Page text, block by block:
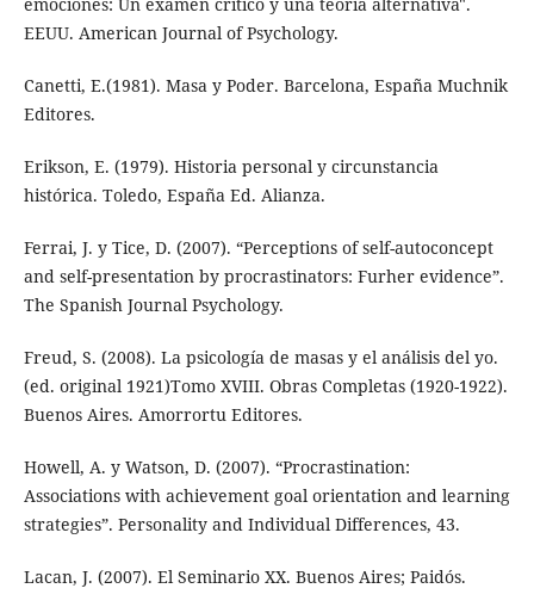
EEUU. American Journal of Psychology.
Canetti, E.(1981). Masa y Poder. Barcelona, España Muchnik
Editores.
Erikson, E. (1979). Historia personal y circunstancia
histórica. Toledo, España Ed. Alianza.
Ferrai, J. y Tice, D. (2007). “Perceptions of self-autoconcept
and self-presentation by procrastinators: Furher evidence”.
The Spanish Journal Psychology.
Freud, S. (2008). La psicología de masas y el análisis del yo.
(ed. original 1921)Tomo XVIII. Obras Completas (1920-1922).
Buenos Aires. Amorrortu Editores.
Howell, A. y Watson, D. (2007). “Procrastination:
Associations with achievement goal orientation and learning
strategies”. Personality and Individual Differences, 43.
Lacan, J. (2007). El Seminario XX. Buenos Aires; Paidós.